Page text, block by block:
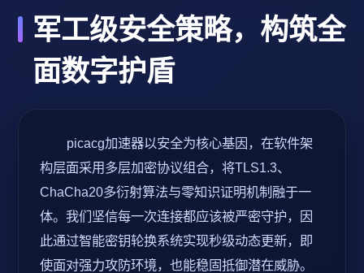
军工级安全策略，构筑全
面数字护盾
picacg加速器以安全为核心基因，在软件架
构层面采用多层加密协议组合，将TLS1.3、
ChaCha20多衍射算法与零知识证明机制融于一
体。我们坚信每一次连接都应该被严密守护，因
此通过智能密钥轮换系统实现秒级动态更新，即
使面对强力攻防环境，也能稳固抵御潜在威胁。